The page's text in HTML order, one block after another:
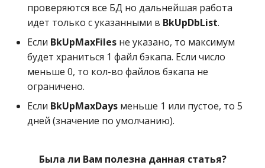
проверяются все БД но дальнейшая работа
идет только с указанными в BkUpDbList.
Если BkUpMaxFiles не указано, то максимум
будет храниться 1 файл бэкапа. Если число
меньше 0, то кол-во файлов бэкапа не
ограничено.
Если BkUpMaxDays меньше 1 или пустое, то 5
дней (значение по умолчанию).
Была ли Вам полезна данная статья?